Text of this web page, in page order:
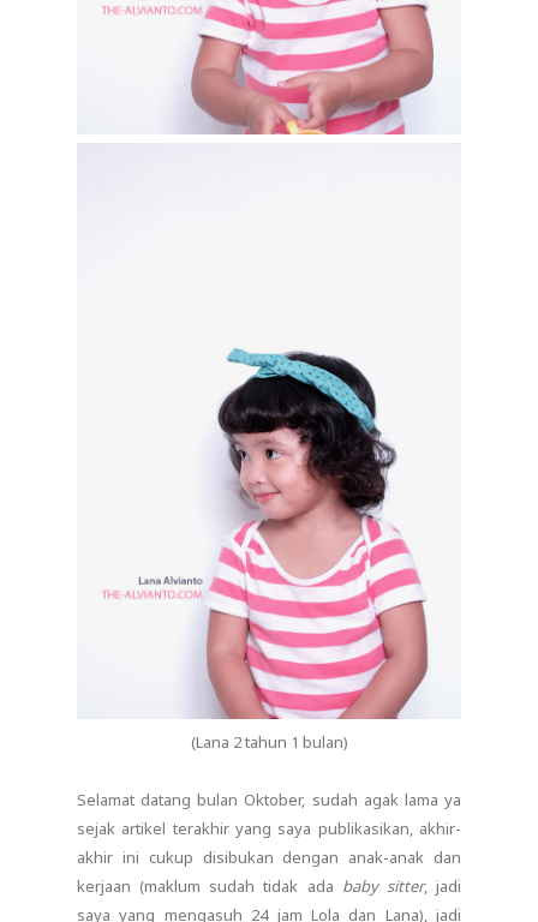
(Lana 2 tahun 1 bulan)
Selamat datang bulan Oktober, sudah agak lama ya
sejak artikel terakhir yang saya publikasikan, akhir-
akhir ini cukup disibukan dengan anak-anak dan
kerjaan (maklum sudah tidak ada baby sitter, jadi
saya yang mengasuh 24 jam Lola dan Lana), jadi